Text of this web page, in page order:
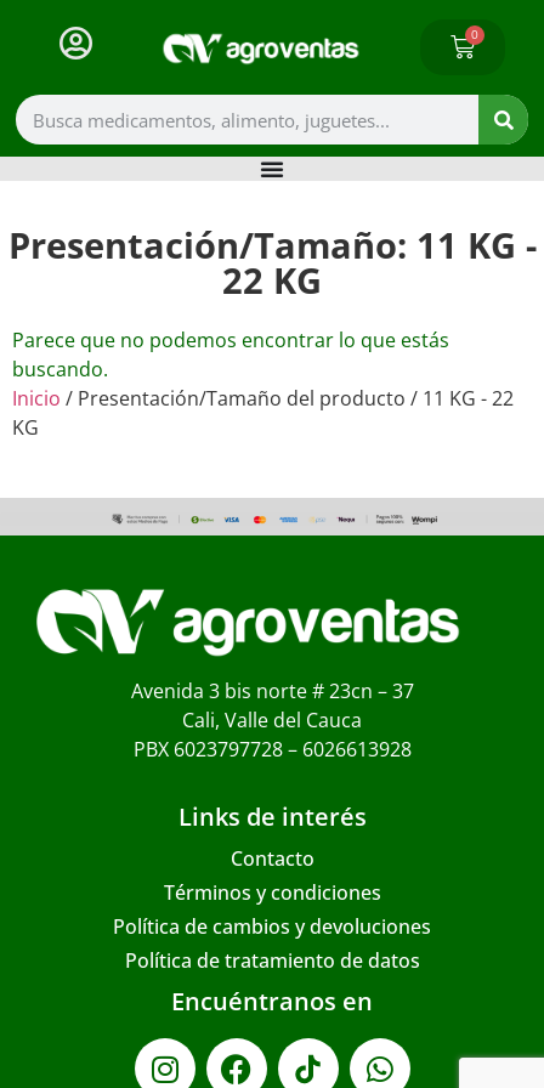
0
Presentación/Tamaño: 11 KG -
22 KG
Inicio / Presentación/Tamaño del producto / 11 KG - 22
KG
Parece que no podemos encontrar lo que estás
buscando.
Avenida 3 bis norte # 23cn – 37
Cali, Valle del Cauca
PBX 6023797728 – 6026613928
Links de interés
Contacto
Términos y condiciones
Política de cambios y devoluciones
Política de tratamiento de datos
Encuéntranos en